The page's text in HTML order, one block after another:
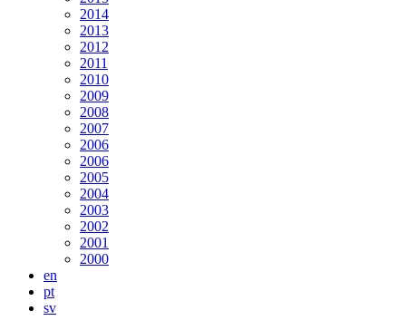
2014
2013
2012
2011
2010
2009
2008
2007
2006
2006
2005
2004
2003
2002
2001
2000
en
pt
sv